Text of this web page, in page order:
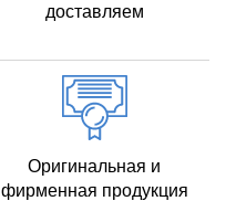
доставляем
Оригинальная и
фирменная продукция